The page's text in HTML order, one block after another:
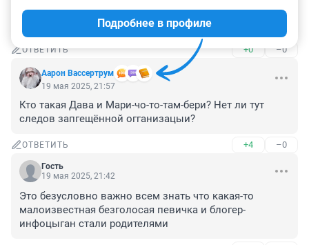
ОТВЕТИТЬ +0 –0
Аарон Вассертрум
Подробнее в профиле
19 мая 2025, 21:57
Кто такая Дава и Мари-чо-то-там-бери? Нет ли тут
следов запгещённой огганизацыи?
ОТВЕТИТЬ +4 –0
Гость
19 мая 2025, 21:42
Это безусловно важно всем знать что какая-то
малоизвестная безголосая певичка и блогер-
инфоцыган стали родителями